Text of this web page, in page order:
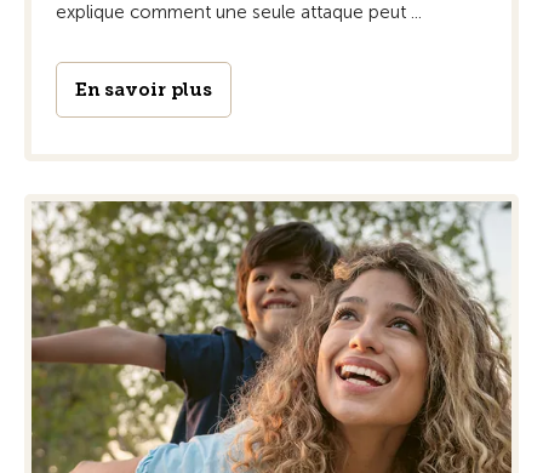
explique comment une seule attaque peut ...
En savoir plus